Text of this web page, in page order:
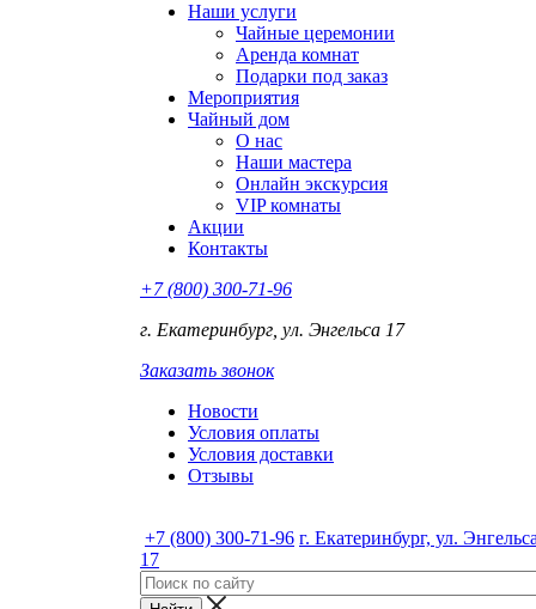
Наши услуги
Чайные церемонии
Аренда комнат
Подарки под заказ
Мероприятия
Чайный дом
О нас
Наши мастера
Онлайн экскурсия
VIP комнаты
Акции
Контакты
+7 (800) 300-71-96
г. Екатеринбург, ул. Энгельса 17
Заказать звонок
Новости
Условия оплаты
Условия доставки
Отзывы
+7 (800) 300-71-96 г. Екатеринбург, ул.
17